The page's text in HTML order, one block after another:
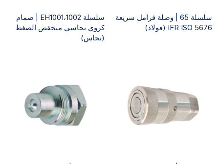
سلسلة 65 | وصلة فرامل سريعة
IFR ISO 5676 (فولاذ)
سلسلة EH1001،1002 | صمام
كروي نحاسي منخفض الضغط
(نحاس)